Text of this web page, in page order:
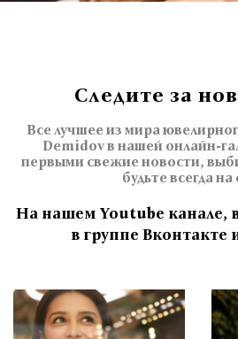
Следите за
Все лучшее из мира
Demidov в нашей онлайн-
первыми свежие новости,
будьте всегда на
На нашем Youtube канале,
в группе Вконтакте